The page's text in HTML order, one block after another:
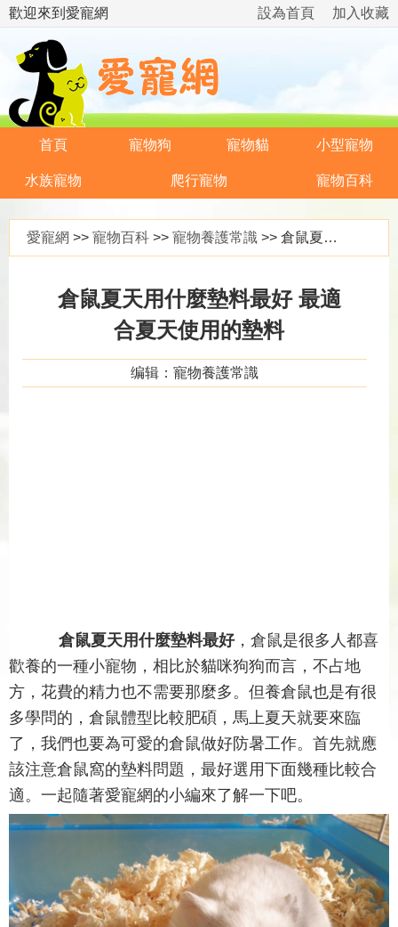
歡迎來到愛寵網 加入收藏
設為首頁
首頁 寵物狗 寵物貓 小型寵物
水族寵物 爬行寵物 寵物百科
愛寵網 >> 寵物百科 >> 寵物養護常識 >> 倉鼠夏天用什麼墊料最好 最適合夏天使用的墊料
倉鼠夏天用什麼墊料最好 最適
合夏天使用的墊料
编辑：寵物養護常識
倉鼠夏天用什麼墊料最好，倉鼠是很多人都喜
歡養的一種小寵物，相比於貓咪狗狗而言，不占地
方，花費的精力也不需要那麼多。但養倉鼠也是有很
多學問的，倉鼠體型比較肥碩，馬上夏天就要來臨
了，我們也要為可愛的倉鼠做好防暑工作。首先就應
該注意倉鼠窩的墊料問題，最好選用下面幾種比較合
適。一起隨著愛寵網的小編來了解一下吧。